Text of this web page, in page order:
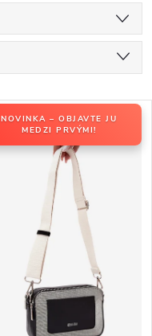
NOVINKA – OBJAVTE JU
MEDZI PRVÝMI!